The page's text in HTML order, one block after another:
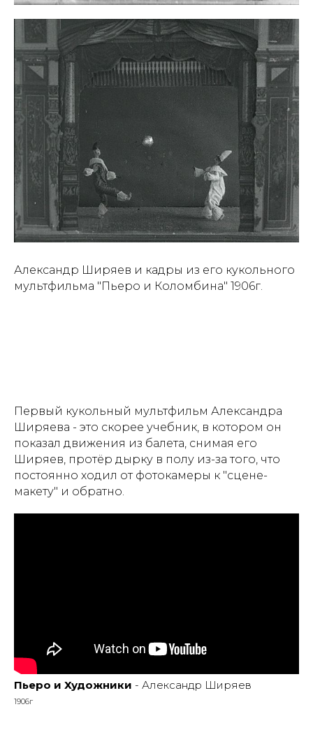
Александр Ширяев и кадры из его кукольного
мультфильма "Пьеро и Коломбина" 1906г.
Первый кукольный мультфильм Александра
Ширяева - это скорее учебник, в котором он
показал движения из балета, снимая его
Ширяев, протёр дырку в полу из-за того, что
постоянно ходил от фотокамеры к "сцене-
макету" и обратно.
Пьеро и Художники - Александр Ширяев
1906г